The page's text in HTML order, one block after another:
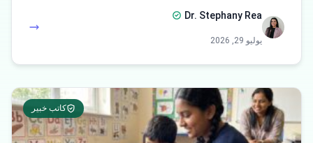
Dr. Stephany Rea
يوليو 29, 2026
كاتب خبير